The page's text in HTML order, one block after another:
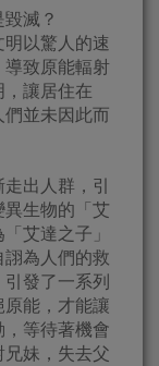
滅？
以驚人的速
導致原能輻射
，讓居住在
們並未因此而
出人群，引
生物的「艾
艾達之子」
為人們的救
發了一系列
能，才能讓
等待著機會
妹，失去父